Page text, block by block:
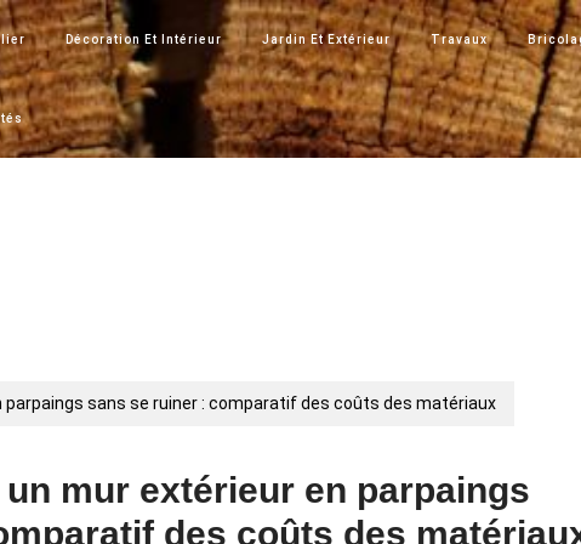
Décoration Et Intérieur Jardin Et Extérieur Travaux
sans se ruiner : comparatif des coûts des matériaux
mur extérieur en parpaings
des coûts des